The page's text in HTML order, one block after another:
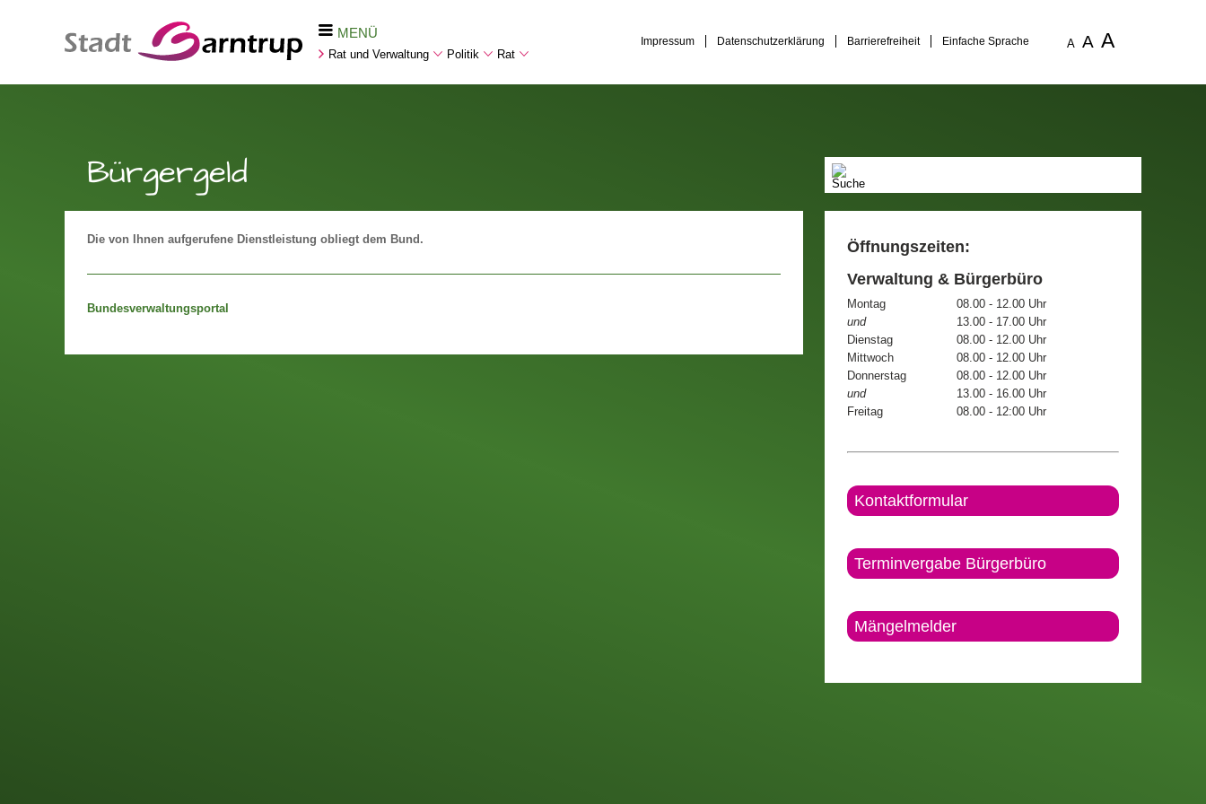
MENÜ
Rat und Verwaltung Politik Rat
Impressum Datenschutzerklärung Barrierefreiheit Einfache Sprache A A A
Bürgergeld
Die von Ihnen aufgerufene Dienstleistung obliegt dem Bund.
Bundesverwaltungsportal
Öffnungszeiten:
Verwaltung & Bürgerbüro
Montag
08.00 - 12.00 Uhr
und
13.00 - 17.00 Uhr
Dienstag
08.00 - 12.00 Uhr
Mittwoch
08.00 - 12.00 Uhr
Donnerstag
08.00 - 12.00 Uhr
und
13.00 - 16.00 Uhr
Freitag
08.00 - 12:00 Uhr
Kontaktformular
Terminvergabe Bürgerbüro
Mängelmelder